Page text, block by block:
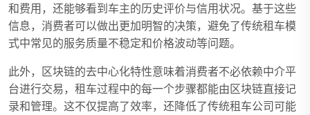
和费用，还能够看到车主的历史评价与信用状况。基于这些
信息，消费者可以做出更加明智的决策，避免了传统租车模
式中常见的服务质量不稳定和价格波动等问题。
此外，区块链的去中心化特性意味着消费者不必依赖中介平
台进行交易，租车过程中的每一个步骤都能由区块链直接记
录和管理。这不仅提高了效率，还降低了传统租车公司可能